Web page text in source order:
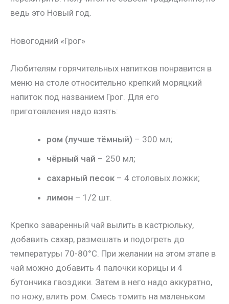
ведь это Новый год.
Новогодний «Грог»
Любителям горячительных напитков понравится в
меню на столе относительно крепкий моряцкий
напиток под названием Грог. Для его
приготовления надо взять:
ром (лучше тёмный) – 300 мл;
чёрный чай – 250 мл;
сахарный песок – 4 столовых ложки;
лимон – 1/2 шт.
Крепко заваренный чай вылить в кастрюльку,
добавить сахар, размешать и подогреть до
температуры 70-80°C. При желании на этом этапе в
чай можно добавить 4 палочки корицы и 4
бутончика гвоздики. Затем в него надо аккуратно,
по ножу, влить ром. Смесь томить на маленьком